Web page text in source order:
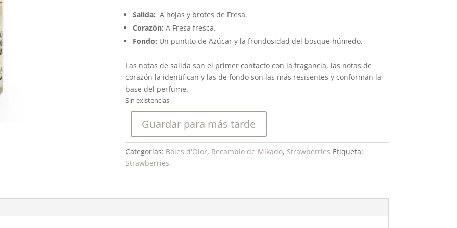
Salida: A hojas y brotes de Fresa.
Corazón: A Fresa fresca.
Fondo: Un puntito de Azúcar y la frondosidad del bosque húmedo.
Las notas de salida son el primer contacto con la fragancia, las notas de
corazón la identifican y las de fondo son las más resisentes y conforman la
base del perfume.
Sin existencias
Guardar para más tarde
Categorías: Boles d'Olor, Recambio de Mikado, Strawberries Etiqueta:
Strawberries